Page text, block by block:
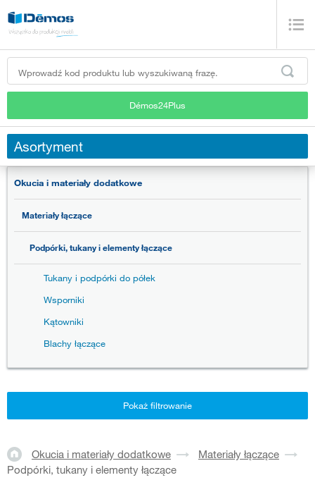
Démos24Plus
Asortyment
Okucia i materiały dodatkowe
Materiały łączące
Podpórki, tukany i elementy łączące
Tukany i podpórki do półek
Wsporniki
Kątowniki
Blachy łączące
Pokaż filtrowanie
Okucia i materiały dodatkowe
Materiały łączące
Podpórki, tukany i elementy łączące